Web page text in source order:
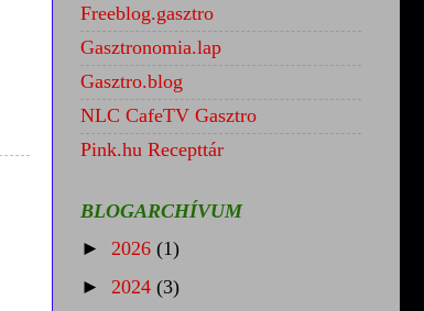
Freeblog.gasztro
Gasztronomia.lap
Gasztro.blog
NLC CafeTV Gasztro
Pink.hu Recepttár
BLOGARCHÍVUM
► 2026 (1)
► 2024 (3)